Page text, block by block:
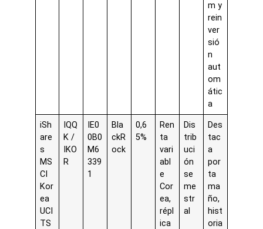
m y
rein
ver
sió
n
aut
om
átic
a
iSh
are
s
MS
CI
Kor
ea
UCI
TS
IQQ
K /
IKO
R
IE0
0B0
M6
339
1
Bla
ckR
ock
0,6
5%
Ren
ta
vari
abl
e
Cor
ea,
répl
ica
Dis
trib
uci
ón
se
me
str
al
Des
tac
a
por
ta
ma
ño,
hist
oria